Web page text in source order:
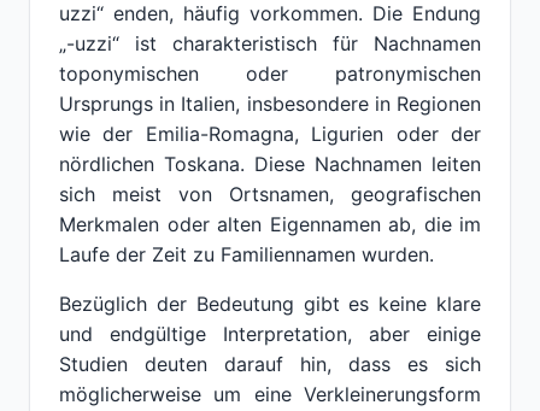
uzzi“ enden, häufig vorkommen. Die Endung
„-uzzi“ ist charakteristisch für Nachnamen
toponymischen oder patronymischen
Ursprungs in Italien, insbesondere in Regionen
wie der Emilia-Romagna, Ligurien oder der
nördlichen Toskana. Diese Nachnamen leiten
sich meist von Ortsnamen, geografischen
Merkmalen oder alten Eigennamen ab, die im
Laufe der Zeit zu Familiennamen wurden.
Bezüglich der Bedeutung gibt es keine klare
und endgültige Interpretation, aber einige
Studien deuten darauf hin, dass es sich
möglicherweise um eine Verkleinerungsform